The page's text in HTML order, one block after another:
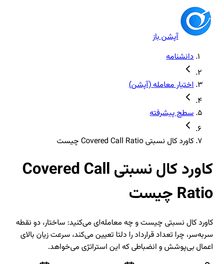
آپشن باز
دانشنامه
اختیار معامله (آپشن)
سطح پیشرفته
کاورد کال نسبتی Covered Call Ratio چیست
کاورد کال نسبتی Covered Call
Ratio چیست
کاورد کال نسبتی چیست و چه معامله‌ای می‌کنید: ساختار، دو نقطه
سربه‌سر، چرا تعداد قرارداد را دلتا تعیین می‌کند، سرعت زیان بالای
اعمال بی‌پوشش و انضباطی که این استراتژی می‌خواهد.